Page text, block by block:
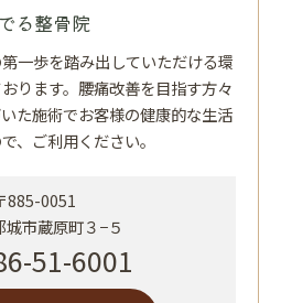
る整骨院
一歩を踏み出していただける環
ります。腰痛改善を目指す方々
た施術でお客様の健康的な生活
、ご利用ください。
885-0051
城市蔵原町３−５
51-6001